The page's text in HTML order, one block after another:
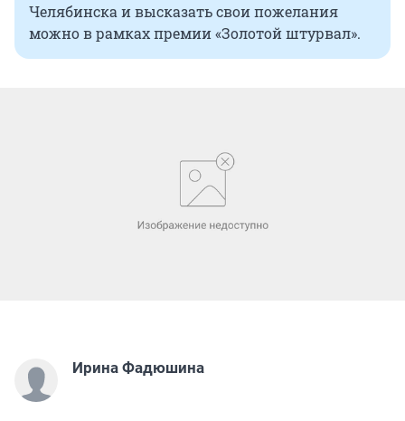
Челябинска и высказать свои пожелания
можно в рамках премии «Золотой штурвал».
Ирина Фадюшина